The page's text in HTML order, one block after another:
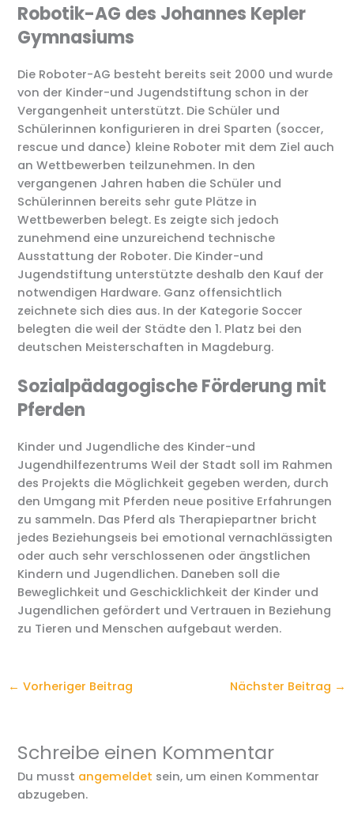
Robotik-AG des Johannes Kepler
Gymnasiums
Die Roboter-AG besteht bereits seit 2000 und wurde
von der Kinder-und Jugendstiftung schon in der
Vergangenheit unterstützt. Die Schüler und
Schülerinnen konfigurieren in drei Sparten (soccer,
rescue und dance) kleine Roboter mit dem Ziel auch
an Wettbewerben teilzunehmen. In den
vergangenen Jahren haben die Schüler und
Schülerinnen bereits sehr gute Plätze in
Wettbewerben belegt. Es zeigte sich jedoch
zunehmend eine unzureichend technische
Ausstattung der Roboter. Die Kinder-und
Jugendstiftung unterstützte deshalb den Kauf der
notwendigen Hardware. Ganz offensichtlich
zeichnete sich dies aus. In der Kategorie Soccer
belegten die weil der Städte den 1. Platz bei den
deutschen Meisterschaften in Magdeburg.
Sozialpädagogische Förderung mit
Pferden
Kinder und Jugendliche des Kinder-und
Jugendhilfezentrums Weil der Stadt soll im Rahmen
des Projekts die Möglichkeit gegeben werden, durch
den Umgang mit Pferden neue positive Erfahrungen
zu sammeln. Das Pferd als Therapiepartner bricht
jedes Beziehungseis bei emotional vernachlässigten
oder auch sehr verschlossenen oder ängstlichen
Kindern und Jugendlichen. Daneben soll die
Beweglichkeit und Geschicklichkeit der Kinder und
Jugendlichen gefördert und Vertrauen in Beziehung
zu Tieren und Menschen aufgebaut werden.
← Vorheriger Beitrag Nächster Beitrag →
Schreibe einen Kommentar
Du musst angemeldet sein, um einen Kommentar
abzugeben.